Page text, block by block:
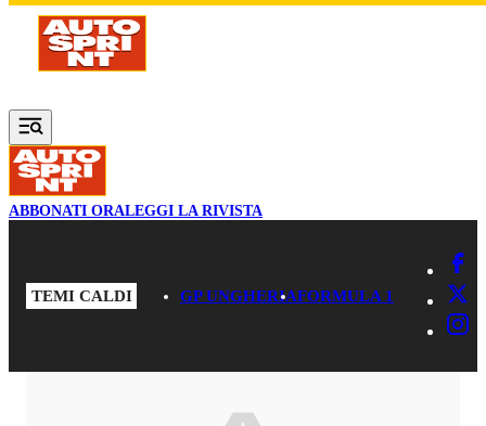
Vai al contenuto principale
ABBONATI ORALEGGI LA RIVISTA
TEMI CALDI GP UNGHERIAFORMULA 1